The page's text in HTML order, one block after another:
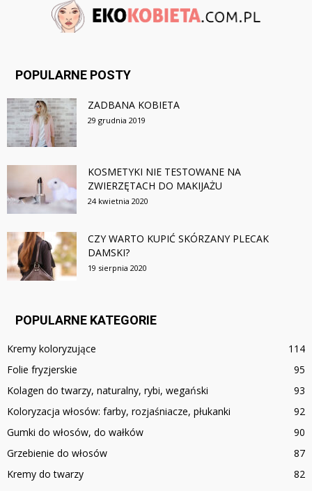
POPULARNE POSTY
ZADBANA KOBIETA
29 grudnia 2019
KOSMETYKI NIE TESTOWANE NA
ZWIERZĘTACH DO MAKIJAŻU
24 kwietnia 2020
CZY WARTO KUPIĆ SKÓRZANY PLECAK
DAMSKI?
19 sierpnia 2020
POPULARNE KATEGORIE
Kremy koloryzujące
114
Folie fryzjerskie
95
Kolagen do twarzy, naturalny, rybi, wegański
93
Koloryzacja włosów: farby, rozjaśniacze, płukanki
92
Gumki do włosów, do wałków
90
Grzebienie do włosów
87
Kremy do twarzy
82